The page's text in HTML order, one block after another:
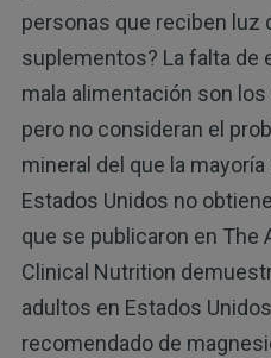
personas que reciben luz
suplementos? La falta de
mala alimentación son
pero no consideran el
mineral del que la
Estados Unidos no
que se publicaron en The
Clinical Nutrition
adultos en Estados
recomendado de